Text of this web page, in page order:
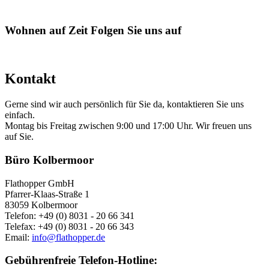
Wohnen auf Zeit Folgen Sie uns auf
Kontakt
Gerne sind wir auch persönlich für Sie da, kontaktieren Sie uns
einfach.
Montag bis Freitag zwischen 9:00 und 17:00 Uhr. Wir freuen uns
auf Sie.
Büro Kolbermoor
Flathopper GmbH
Pfarrer-Klaas-Straße 1
83059 Kolbermoor
Telefon: +49 (0) 8031 - 20 66 341
Telefax: +49 (0) 8031 - 20 66 343
Email: info@flathopper.de
Gebührenfreie Telefon-Hotline: